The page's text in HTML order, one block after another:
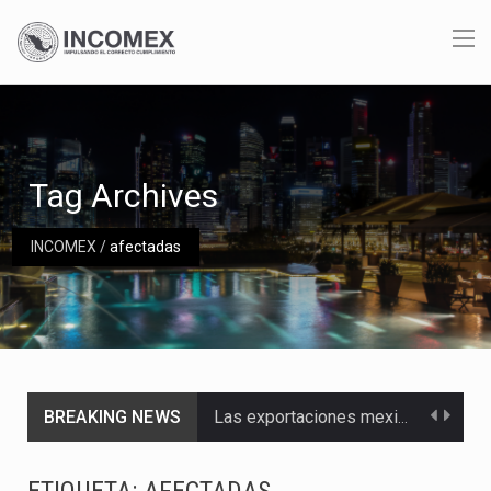
INCOMEX/afectadas
Tag Archives
BREAKING NEWS Las exportaciones mexicanas de vehículos ligeros disminuyeron 9.67 % en julio a tasa anual, alcanzando…